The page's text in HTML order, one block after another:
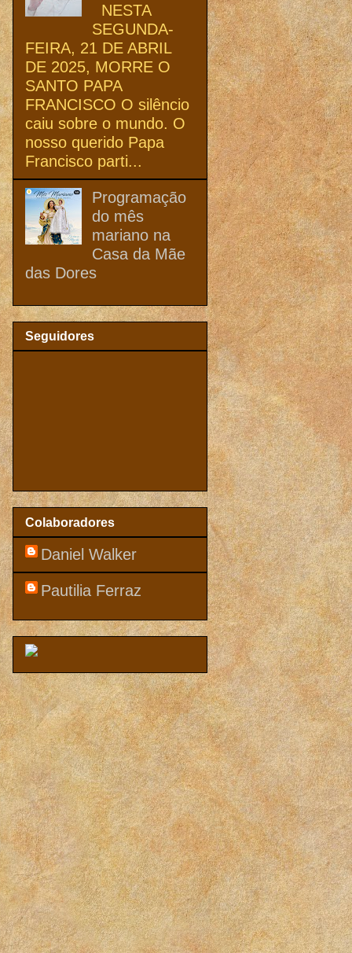
NESTA
SEGUNDA-
FEIRA, 21 DE ABRIL
DE 2025, MORRE O
SANTO PAPA
FRANCISCO O silêncio
caiu sobre o mundo. O
nosso querido Papa
Francisco parti...
Programação
do mês
mariano na
Casa da Mãe
das Dores
Seguidores
Colaboradores
Daniel Walker
Pautilia Ferraz